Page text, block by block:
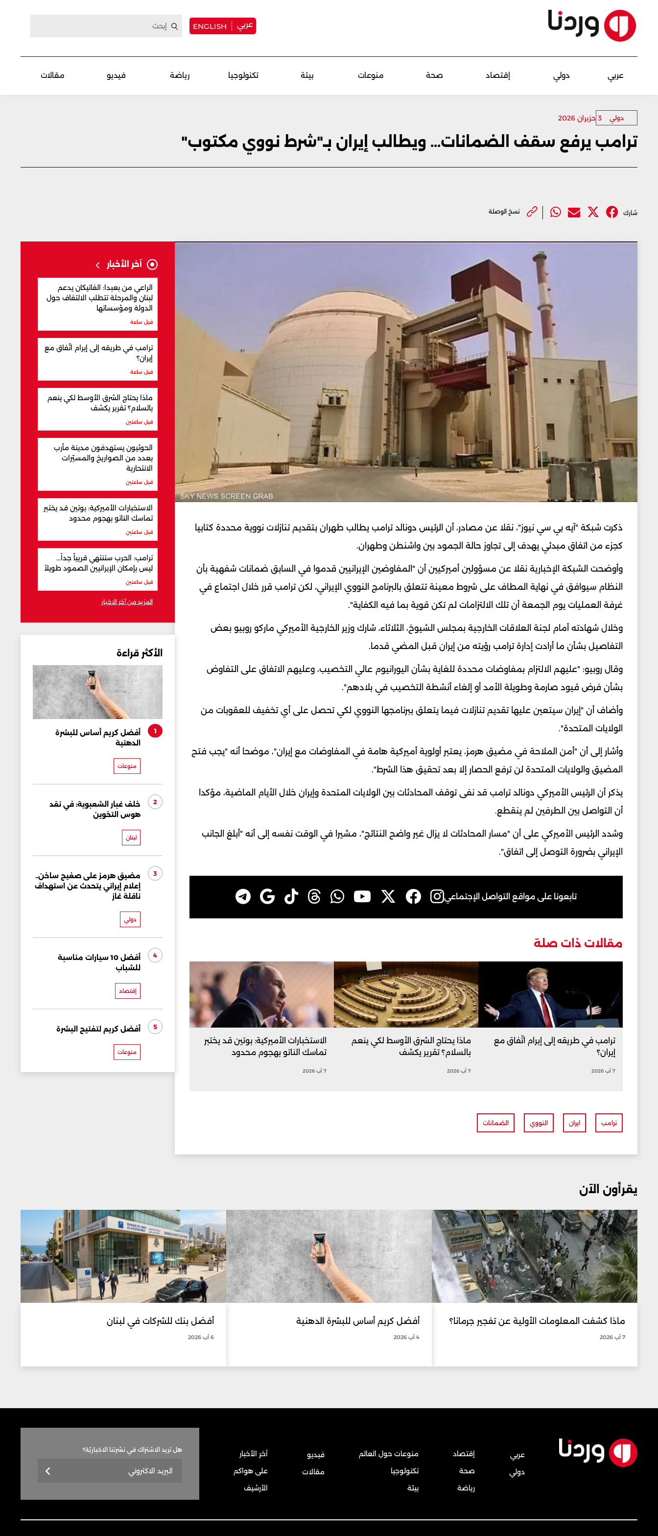
عربي ENGLISH
عربي دولي إقتصاد صحة منوعات بيئة تكنولوجيا رياضة فيديو مقالات
دولي 3 حزيران 2026
ترامب يرفع سقف الضمانات... ويطالب إيران بـ"شرط نووي مكتوب"
شارك نسخ الوصلة
ذكرت شبكة "آيه بي سي نيوز"، نقلا عن مصادر، أن الرئيس دونالد ترامب يطالب طهران بتقديم تنازلات نووية محددة كتابيا
كجزء من اتفاق مبدئي يهدف إلى تجاوز حالة الجمود بين واشنطن وطهران.
وأوضحت الشبكة الإخبارية نقلا عن مسؤولين أميركيين أن "المفاوضين الإيرانيين قدموا في السابق ضمانات شفهية بأن
النظام سيوافق في نهاية المطاف على شروط معينة تتعلق بالبرنامج النووي الإيراني، لكن ترامب قرر خلال اجتماع في
غرفة العمليات يوم الجمعة أن تلك الالتزامات لم تكن قوية بما فيه الكفاية".
وخلال شهادته أمام لجنة العلاقات الخارجية بمجلس الشيوخ، الثلاثاء، شارك وزير الخارجية الأميركي ماركو روبيو بعض
التفاصيل بشأن ما أرادت إدارة ترامب رؤيته من إيران قبل المضي قدما.
وقال روبيو: "عليهم الالتزام بمفاوضات محددة للغاية بشأن اليورانيوم عالي التخصيب، وعليهم الاتفاق على التفاوض
بشأن فرض قيود صارمة وطويلة الأمد أو إلغاء أنشطة التخصيب في بلادهم".
وأضاف أن "إيران سيتعين عليها تقديم تنازلات فيما يتعلق ببرنامجها النووي لكي تحصل على أي تخفيف للعقوبات من
الولايات المتحدة".
وأشار إلى أن "أمن الملاحة في مضيق هرمز، يعتبر أولوية أميركية هامة في المفاوضات مع إيران"، موضحا أنه "يجب فتح
المضيق والولايات المتحدة لن ترفع الحصار إلا بعد تحقيق هذا الشرط".
يذكر أن الرئيس الأميركي دونالد ترامب قد نفى توقف المحادثات بين الولايات المتحدة وإيران خلال الأيام الماضية، مؤكدا
أن التواصل بين الطرفين لم ينقطع.
وشدد الرئيس الأميركي على أن "مسار المحادثات لا يزال غير واضح النتائج"، مشيرا في الوقت نفسه إلى أنه "أبلغ الجانب
الإيراني بضرورة التوصل إلى اتفاق".
تابعونا على مواقع التواصل الإجتماعي
مقالات ذات صلة
ترامب في طريقه إلى إبرام اتّفاق مع
إيران؟
7 آب 2026
ماذا يحتاج الشرق الأوسط لكي ينعم
بالسلام؟ تقرير يكشف
7 آب 2026
الاستخبارات الأميركية: بوتين قد يختبر
تماسك الناتو بهجوم محدود
7 آب 2026
ترامب ايران النووي الضمانات
آخر الأخبار
الراعي من بعبدا: الفاتيكان يدعم
لبنان والمرحلة تتطلب الالتفاف حول
الدولة ومؤسساتها
قبل ساعة
ترامب في طريقه إلى إبرام اتّفاق مع
إيران؟
قبل ساعة
ماذا يحتاج الشرق الأوسط لكي ينعم
بالسلام؟ تقرير يكشف
قبل ساعتين
الحوثيون يستهدفون مدينة مأرب
بعدد من الصواريخ والمسيّرات
الانتحارية
قبل ساعتين
الاستخبارات الأميركية: بوتين قد يختبر
تماسك الناتو بهجوم محدود
قبل ساعتين
ترامب: الحرب ستنتهي قريباً جداً...
ليس بإمكان الإيرانيين الصمود طويلاً
قبل ساعتين
المزيد من آخر الاخبار
الأكثر قراءة
1
أفضل كريم أساس للبشرة
الدهنية
منوعات
2
خلف غبار الشعبوية: في نقد
هوس التخوين
لبنان
3
مضيق هرمز على صفيح ساخن..
إعلام إيراني يتحدث عن استهداف
ناقلة غاز
دولي
4
أفضل 10 سيارات مناسبة
للشباب
إقتصاد
5 أفضل كريم لتفتيح البشرة
منوعات
يقرأون الآن
ماذا كشفت المعلومات الأولية عن تفجير جرمانا؟
7 آب 2026
أفضل كريم أساس للبشرة الدهنية
4 آب 2026
أفضل بنك للشركات في لبنان
6 آب 2026
عربي
دولي
إقتصاد
صحة
رياضة
منوعات حول العالم
تكنولوجيا
بيئة
فيديو
مقالات
آخر الأخبار
على هواكم
الأرشيف
هل تريد الاشتراك في نشرتنا الاخباريّة؟